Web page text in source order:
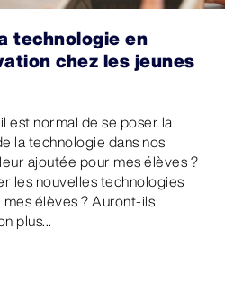
technologie en
chez les jeunes
est normal de se poser la
la technologie dans nos
ajoutée pour mes élèves ?
les nouvelles technologies
élèves ? Auront-ils
plus...